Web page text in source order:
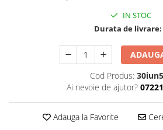
IN STOC
Durata de livrare:
Cod Produs: 30iun5
Ai nevoie de ajutor?
Adauga la Favorite